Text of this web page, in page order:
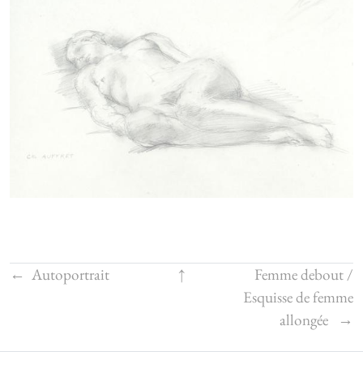
← Autoportrait ↑
Femme debout /
Esquisse de femme
allongée
→